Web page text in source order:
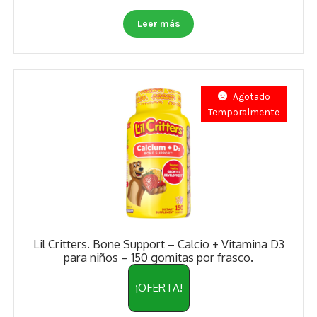
Leer más
Lil Critters. Bone Support – Calcio + Vitamina D3
para niños – 150 gomitas por frasco.
¡OFERTA!
Agotado
Temporalmente